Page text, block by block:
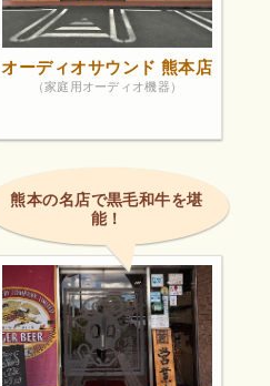
オーディオサウンド 熊本店
（家庭用オーディオ機器）
熊本の名店で黒毛和牛を堪
能！